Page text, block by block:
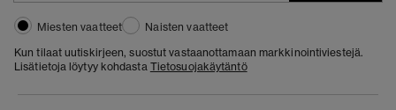
Miesten vaatteet
Naisten vaatteet
Kun tilaat uutiskirjeen, suostut vastaanottamaan markkinointiviestejä.
Lisätietoja löytyy kohdasta Tietosuojakäytäntö